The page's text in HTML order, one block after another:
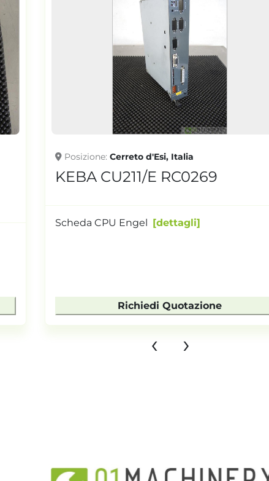
Posizione Cerreto d'Esi, Italia
KEBA CU211/E RC0269
Scheda CPU Engel dettagli
Richiedi Quotazione
‹ ›